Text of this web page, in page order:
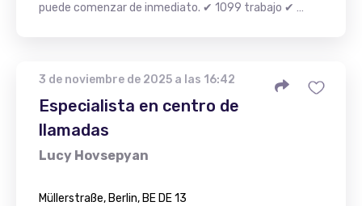
puede comenzar de inmediato. ✔ 1099 trabajo ✔ …
3 de noviembre de 2025 a las 16:42
Especialista en centro de
llamadas
Lucy Hovsepyan
Müllerstraße, Berlin, BE DE 13